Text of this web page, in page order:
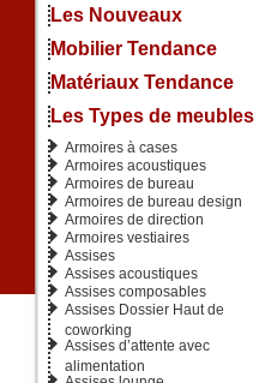
Les Nouveaux
Mobilier Tendance
Matériaux Tendance
Les Types de meubles
Armoires à cases
Armoires acoustiques
Armoires de bureau
Armoires de bureau design
Armoires de direction
Armoires vestiaires
Assises
Assises acoustiques
Assises composables
Assises Dossier Haut de
coworking
Assises d’attente avec
alimentation